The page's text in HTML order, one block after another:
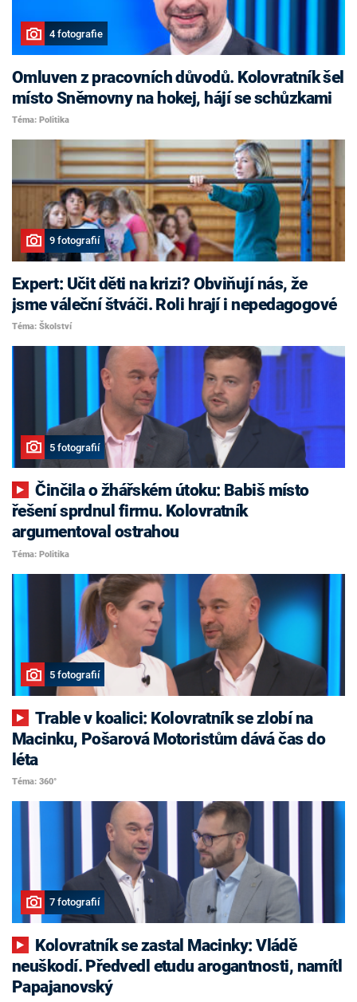
4 fotografie
Omluven z pracovních důvodů. Kolovratník šel
místo Sněmovny na hokej, hájí se schůzkami
Téma: Politika
9 fotografií
Expert: Učit děti na krizi? Obviňují nás, že
jsme váleční štváči. Roli hrají i nepedagogové
Téma: Školství
5 fotografií
Činčila o žhářském útoku: Babiš místo
řešení sprdnul firmu. Kolovratník
argumentoval ostrahou
Téma: Politika
5 fotografií
Trable v koalici: Kolovratník se zlobí na
Macinku, Pošarová Motoristům dává čas do
léta
Téma: 360°
7 fotografií
neuškodí. Předvedl etudu arogantnosti, namítl
Papajanovský